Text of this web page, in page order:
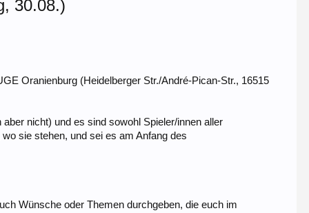
30.08.)
Oranienburg (Heidelberger Str./André-Pican-Str., 16515
nicht) und es sind sowohl Spieler/innen aller
sie stehen, und sei es am Anfang des
Wünsche oder Themen durchgeben, die euch im